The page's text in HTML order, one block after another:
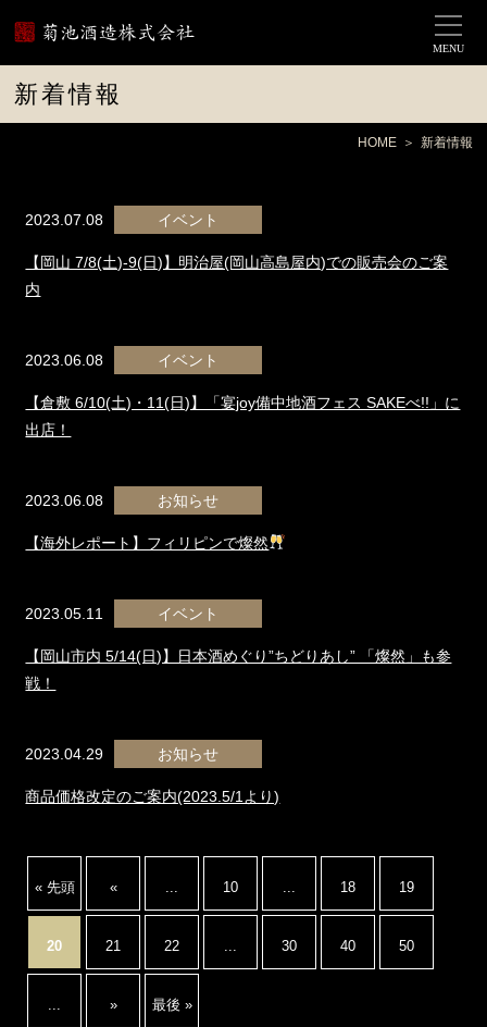
MENU
新着情報
HOME 新着情報
2023.07.08 イベント
【岡山 7/8(土)-9(日)】明治屋(岡山高島屋内)での販売会のご案
内
2023.06.08 イベント
【倉敷 6/10(土)・11(日)】「宴joy備中地酒フェス SAKEべ!!」に
出店！
2023.06.08 お知らせ
【海外レポート】フィリピンで燦然
2023.05.11 イベント
【岡山市内 5/14(日)】日本酒めぐり”ちどりあし” 「燦然」も参
戦！
2023.04.29 お知らせ
商品価格改定のご案内(2023.5/1より)
« 先頭 « 10 18 19
20 21 22 30 40 50
» 最後 »